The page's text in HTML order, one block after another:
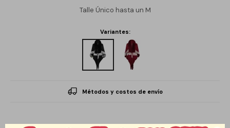
Talle Único hasta un M
Variantes:
Métodos y costos de envío